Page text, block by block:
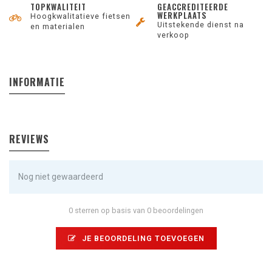
TOPKWALITEIT
Hoogkwalitatieve fietsen
en materialen
GEACCREDITEERDE
WERKPLAATS
Uitstekende dienst na
verkoop
INFORMATIE
REVIEWS
Nog niet gewaardeerd
0 sterren op basis van 0 beoordelingen
JE BEOORDELING TOEVOEGEN